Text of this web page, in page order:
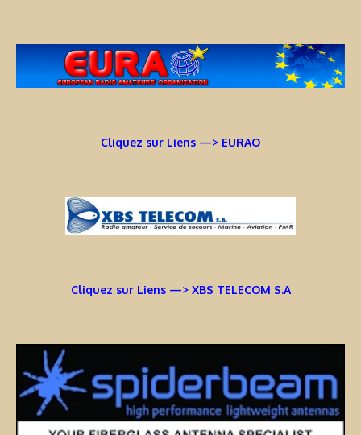
Cliquez sur Liens —> EURAO
Cliquez sur Liens —> XBS TELECOM S.A